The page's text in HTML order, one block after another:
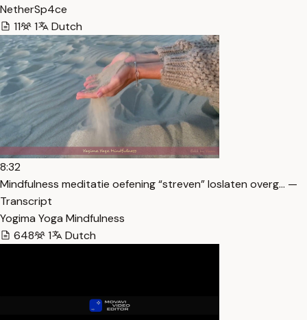
NetherSp4ce
11
1 Dutch
8:32
Mindfulness meditatie oefening “streven” loslaten overg… —
Transcript
Yogima Yoga Mindfulness
648
1 Dutch